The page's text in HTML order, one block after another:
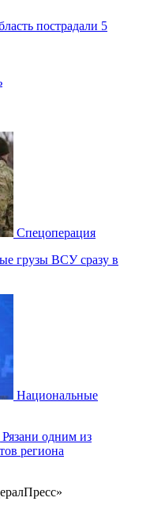
пострадали 5
Спецоперация
грузы ВСУ сразу в
Национальные
одним из
региона